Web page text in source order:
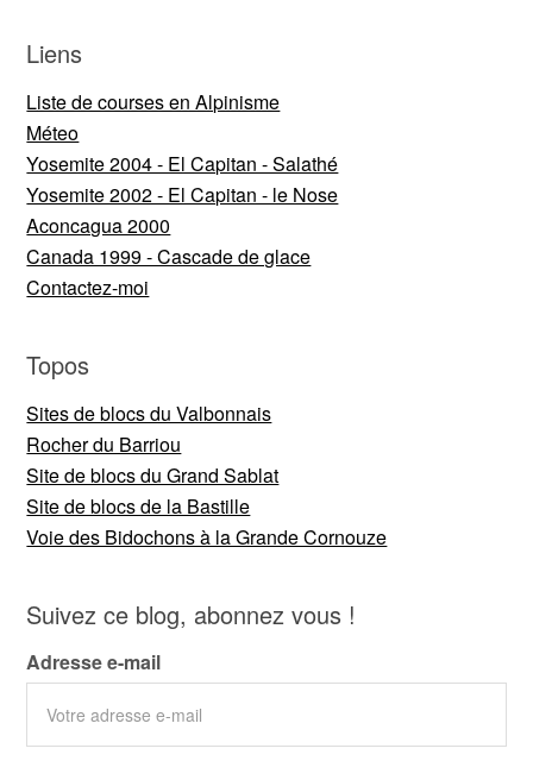
Liens
Liste de courses en Alpinisme
Méteo
Yosemite 2004 - El Capitan - Salathé
Yosemite 2002 - El Capitan - le Nose
Aconcagua 2000
Canada 1999 - Cascade de glace
Contactez-moi
Topos
Sites de blocs du Valbonnais
Rocher du Barriou
Site de blocs du Grand Sablat
Site de blocs de la Bastille
Voie des Bidochons à la Grande Cornouze
Suivez ce blog, abonnez vous !
Adresse e-mail